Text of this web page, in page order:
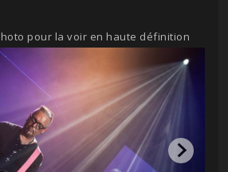
pour la voir en haute définition